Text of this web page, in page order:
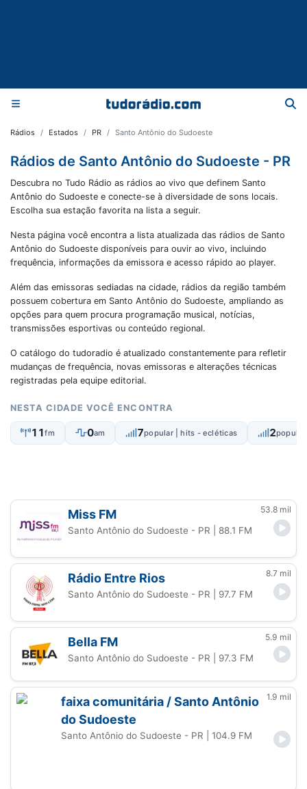
Rádios Estados PR Santo Antônio do Sudoeste
Rádios de Santo Antônio do Sudoeste - PR
Descubra no Tudo Rádio as rádios ao vivo que definem Santo
Antônio do Sudoeste e conecte-se à diversidade de sons locais.
Escolha sua estação favorita na lista a seguir.
Nesta página você encontra a lista atualizada das rádios de Santo
Antônio do Sudoeste disponíveis para ouvir ao vivo, incluindo
frequência, informações da emissora e acesso rápido ao player.
Além das emissoras sediadas na cidade, rádios da região também
possuem cobertura em Santo Antônio do Sudoeste, ampliando as
opções para quem procura programação musical, notícias,
transmissões esportivas ou conteúdo regional.
O catálogo do tudoradio é atualizado constantemente para refletir
mudanças de frequência, novas emissoras e alterações técnicas
registradas pela equipe editorial.
NESTA CIDADE VOCÊ ENCONTRA
11fm 0am 7popular | hits - ecléticas 2
Miss FM 53.8 mil
Santo Antônio do Sudoeste - PR | 88.1 FM
Rádio Entre Rios 8.7 mil
Santo Antônio do Sudoeste - PR | 97.7 FM
Bella FM 5.9 mil
Santo Antônio do Sudoeste - PR | 97.3 FM
faixa comunitária / Santo Antônio
do Sudoeste
1.9 mil
Santo Antônio do Sudoeste - PR | 104.9 FM